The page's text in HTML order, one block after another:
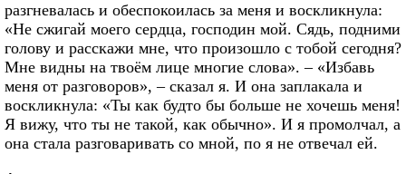
разгневалась и обеспокоилась за меня и воскликнула:
«Не сжигай моего сердца, господин мой. Сядь, подними
голову и расскажи мне, что произошло с тобой сегодня?
Мне видны на твоём лице многие слова». – «Избавь
меня от разговоров», – сказал я. И она заплакала и
воскликнула: «Ты как будто бы больше не хочешь меня!
Я вижу, что ты не такой, как обычно». И я промолчал, а
она стала разговаривать со мной, по я не отвечал ей.